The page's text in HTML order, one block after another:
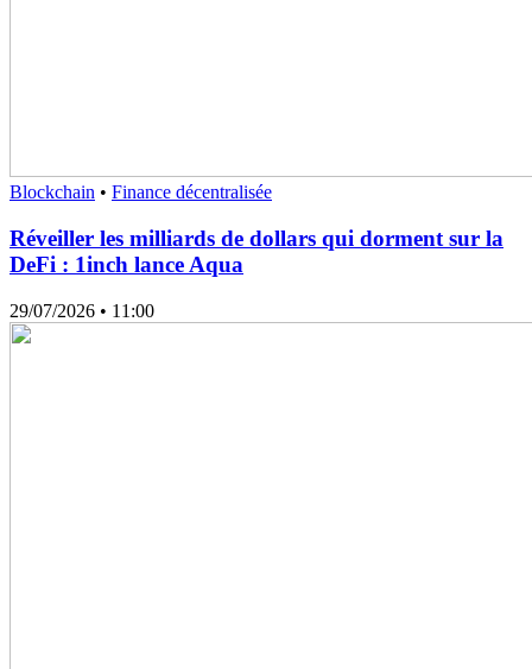
Blockchain • Finance décentralisée
Réveiller les milliards de dollars qui dorment sur la
DeFi : 1inch lance Aqua
29/07/2026 • 11:00